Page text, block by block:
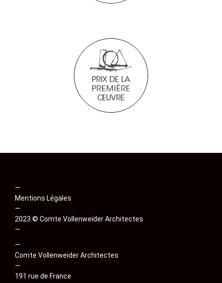
—
Mentions Légales
—
2023 © Comte Vollenweider Architectes
—
—
Comte Vollenweider Architectes
—
191 rue de France